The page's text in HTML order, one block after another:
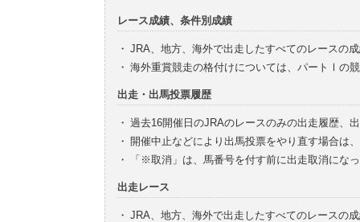
レース成績、条件別成績
・ JRA、地方、海外で出走したすべてのレースの
・ 海外重賞競走の格付けについては、パートⅠの
出走・出馬投票履歴
・ 過去16開催日のJRAのレースのみの出走履歴、
・ 開催中止などにより出馬投票をやり直す場合は
・
「※取消」は、馬番号を付す前に出走取消にな
出走レース
・ JRA、地方、海外で出走したすべてのレースの